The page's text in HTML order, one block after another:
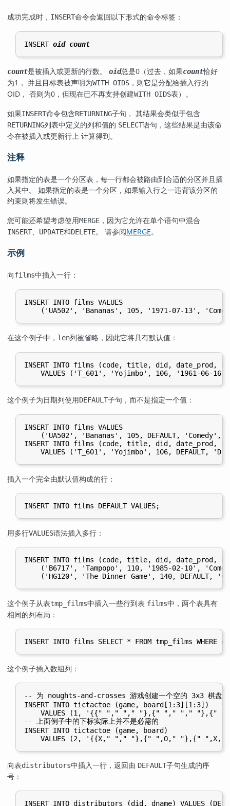
成功完成时， INSERT命令会返回以下形式的命令标签：
INSERT oid count
count是被插入或更新的行数。 oid总是0（过去，如果count恰好
为1， 并且目标表被声明为WITH OIDS ，则它是分配给插入行的
OID ， 否则为0，但现在已不再支持创建WITH OIDS表）。
如果INSERT命令包含RETURNING子句， 其结果会类似于包含
RETURNING列表中定义的列和值的 SELECT语句，这些结果是由该命
令在被插入或更新行上 计算得到。
注释
如果指定的表是一个分区表，每一行都会被路由到合适的分区并且插
入其中。 如果指定的表是一个分区，如果输入行之一违背该分区的
约束则将发生错误。
您可能还希望考虑使用MERGE ，因为它允许在单个语句中混合
INSERT UPDATE和DELETE。 请参阅MERGE。
示例
向films中插入一行：
INSERT INTO films VALUES
在这个例子中， len列被省略，因此它将具有默认值：
INSERT INTO films (code, title, did, date_prod,
这个例子为日期列使用DEFAULT子句，而不是指定一个值：
INSERT INTO films VALUES
('UA502', 'Bananas', 105, DEFAULT, 'Comedy',
INSERT INTO films (code, title, did, date_prod,
插入一个完全由默认值构成的行：
用多行VALUES语法插入多行：
INSERT INTO films (code, title, did, date_prod,
('B6717', 'Tampopo', 110, '1985-02-10',
这个例子从表tmp_films中插入一些行到表 films中，两个表具有
相同的列布局：
这个例子插入数组列：
-- 为 noughts-and-crosses 游戏创建一个空的 3x3 棋盘
INSERT INTO tictactoe (game, board[1:3][1:3])
VALUES (1, '{{" "," "," "},{" "," "," "},{"
-- 上面例子中的下标实际上并不是必需的
INSERT INTO tictactoe (game, board)
向表distributors中插入一行，返回由 DEFAULT子句生成的序
号：
INSERT INTO distributors (did, dname) VALUES